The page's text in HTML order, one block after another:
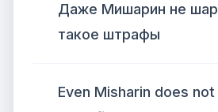
Даже Мишарин не
такое штрафы
Even Misharin does